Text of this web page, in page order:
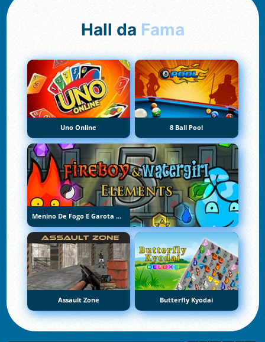
Hall da Fama
Uno Online 8 Ball Pool
Menino De Fogo E Garota De Água 5: Elementos
Assault Zone Butterfly Kyodai